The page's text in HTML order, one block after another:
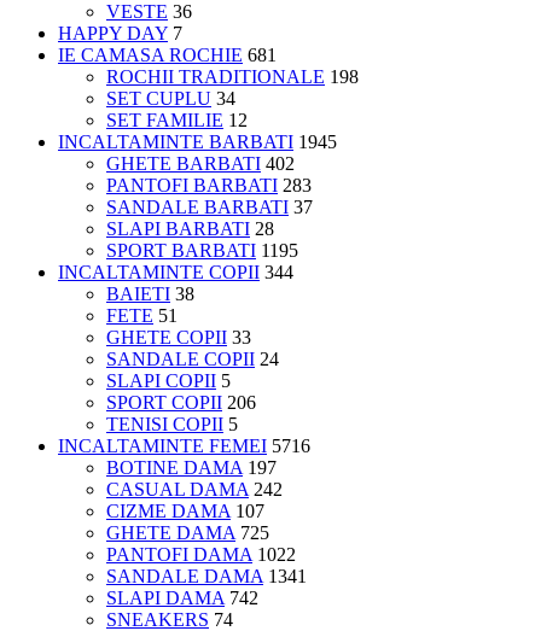
VESTE 36
HAPPY DAY 7
IE CAMASA ROCHIE 681
ROCHII TRADITIONALE 198
SET CUPLU 34
SET FAMILIE 12
INCALTAMINTE BARBATI 1945
GHETE BARBATI 402
PANTOFI BARBATI 283
SANDALE BARBATI 37
SLAPI BARBATI 28
SPORT BARBATI 1195
INCALTAMINTE COPII 344
BAIETI 38
FETE 51
GHETE COPII 33
SANDALE COPII 24
SLAPI COPII 5
SPORT COPII 206
TENISI COPII 5
INCALTAMINTE FEMEI 5716
BOTINE DAMA 197
CASUAL DAMA 242
CIZME DAMA 107
GHETE DAMA 725
PANTOFI DAMA 1022
SANDALE DAMA 1341
SLAPI DAMA 742
SNEAKERS 74